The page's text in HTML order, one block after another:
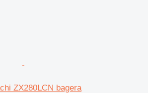
ZX280LCN bagera